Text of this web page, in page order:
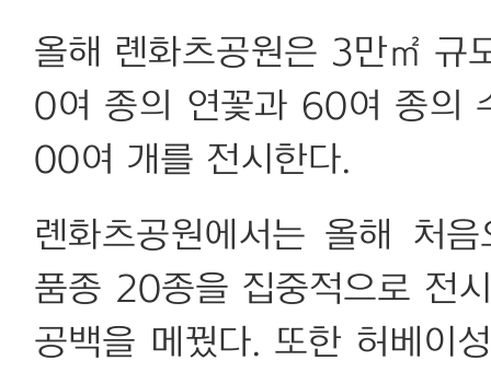
올해 롄화츠공원은 3만㎡
0여 종의 연꽃과 60여 종의
00여 개를 전시한다.
롄화츠공원에서는 올해 처
품종 20종을 집중적으로 전
공백을 메꿨다. 또한 허베이